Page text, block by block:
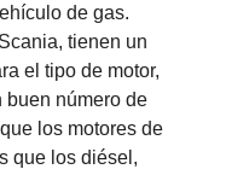
de gas.
tienen un
el tipo de motor,
buen número de
los motores de
que los diésel,